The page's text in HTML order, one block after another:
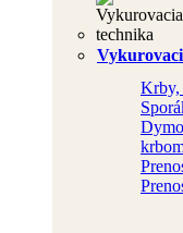
Krby,